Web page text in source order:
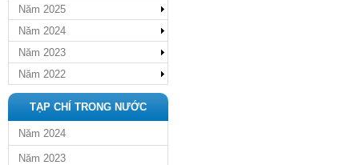
Năm 2025
Năm 2024
Năm 2023
Năm 2022
TẠP CHÍ TRONG NƯỚC
Năm 2024
Năm 2023